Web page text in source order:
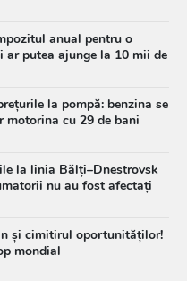
anual pentru o
ar putea ajunge la 10 mii de
la pompă: benzina se
motorina cu 29 de bani
la linia Bălți–Dnestrovsk
nu au fost afectați
și cimitirul oportunităților!
mondial